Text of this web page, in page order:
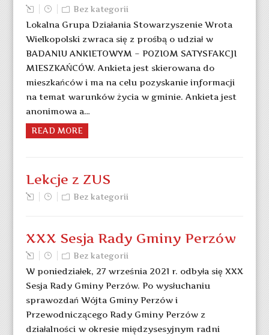
Bez kategorii
Lokalna Grupa Działania Stowarzyszenie Wrota
Wielkopolski zwraca się z prośbą o udział w
BADANIU ANKIETOWYM – POZIOM SATYSFAKCJI
MIESZKAŃCÓW. Ankieta jest skierowana do
mieszkańców i ma na celu pozyskanie informacji
na temat warunków życia w gminie. Ankieta jest
anonimowa a…
READ MORE
Lekcje z ZUS
Bez kategorii
XXX Sesja Rady Gminy Perzów
Bez kategorii
W poniedziałek, 27 września 2021 r. odbyła się XXX
Sesja Rady Gminy Perzów. Po wysłuchaniu
sprawozdań Wójta Gminy Perzów i
Przewodniczącego Rady Gminy Perzów z
działalności w okresie międzysesyjnym radni